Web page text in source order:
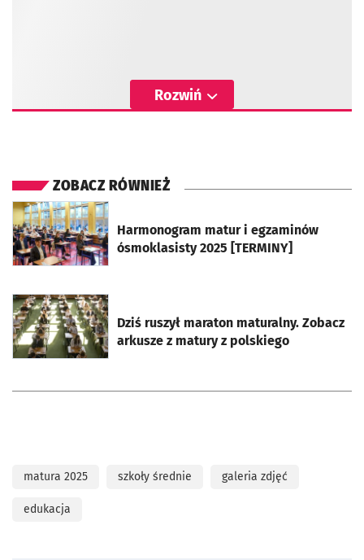
Rozwiń
ZOBACZ RÓWNIEŻ
Harmonogram matur i egzaminów
ósmoklasisty 2025 [TERMINY]
otworzy się w nowej karcie
Dziś ruszył maraton maturalny. Zobacz
arkusze z matury z polskiego
otworzy się w nowej karcie
matura 2025 szkoły średnie galeria zdjęć
edukacja